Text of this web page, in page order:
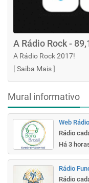
A Rádio Rock -
A Rádio Rock 2017!
[Saiba Mais]
Mural informativo
Web
Rádio
Há 3
Rádio
Rádio